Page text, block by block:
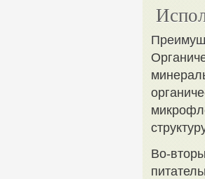
Во-